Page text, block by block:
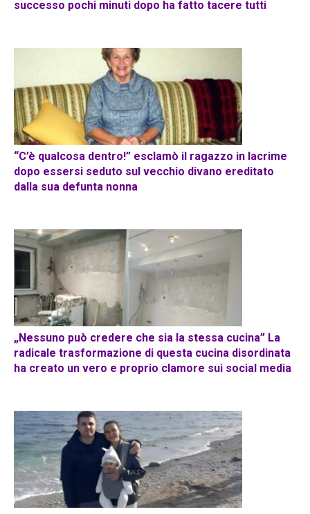
successo pochi minuti dopo ha fatto tacere tutti
“C’è qualcosa dentro!” esclamò il ragazzo in lacrime
dopo essersi seduto sul vecchio divano ereditato
dalla sua defunta nonna
„Nessuno può credere che sia la stessa cucina” La
radicale trasformazione di questa cucina disordinata
ha creato un vero e proprio clamore sui social media